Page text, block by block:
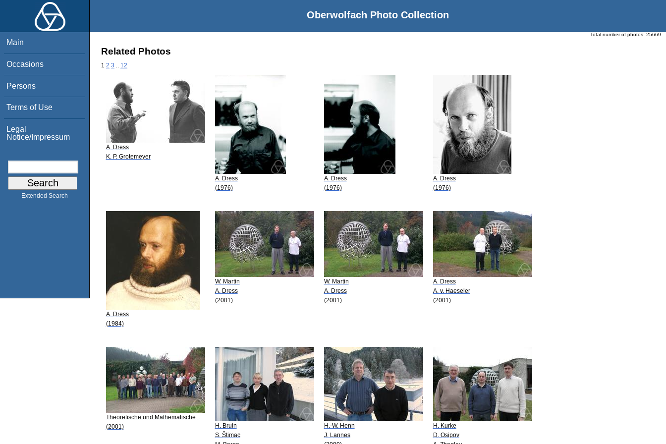
Oberwolfach Photo Collection
Main
Occasions
Persons
Terms of Use
Legal
Notice/Impressum
Extended Search
Total number of photos: 25669
Related Photos
1 2 3 12
A. Dress
K. P. Grotemeyer
A. Dress
(1976)
A. Dress
(1976)
A. Dress
(1976)
A. Dress
(1984)
W. Martin
A. Dress
(2001)
W. Martin
A. Dress
(2001)
A. Dress
A. v. Haeseler
(2001)
Theoretische und Mathematische...
(2001)
H. Bruin
S. Štimac
H.-W. Henn
J. Lannes
H. Kurke
D. Osipov